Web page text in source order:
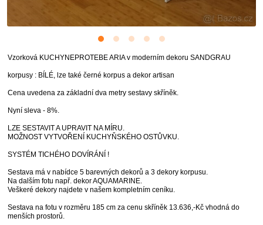
Vzorková KUCHYNEPROTEBE ARIA v moderním dekoru SANDGRAU
korpusy : BÍLÉ, lze také černé korpus a dekor artisan
Cena uvedena za základní dva metry sestavy skříněk.
Nyní sleva - 8%.
LZE SESTAVIT A UPRAVIT NA MÍRU.
MOŽNOST VYTVOŘENÍ KUCHYŇSKÉHO OSTŮVKU.
SYSTÉM TICHÉHO DOVÍRÁNÍ !
Sestava má v nabídce 5 barevných dekorů a 3 dekory korpusu.
Na dalším fotu např. dekor AQUAMARINE.
Veškeré dekory najdete v našem kompletním ceníku.
Sestava na fotu v rozměru 185 cm za cenu skříněk 13.636,-Kč vhodná do
menších prostorů.